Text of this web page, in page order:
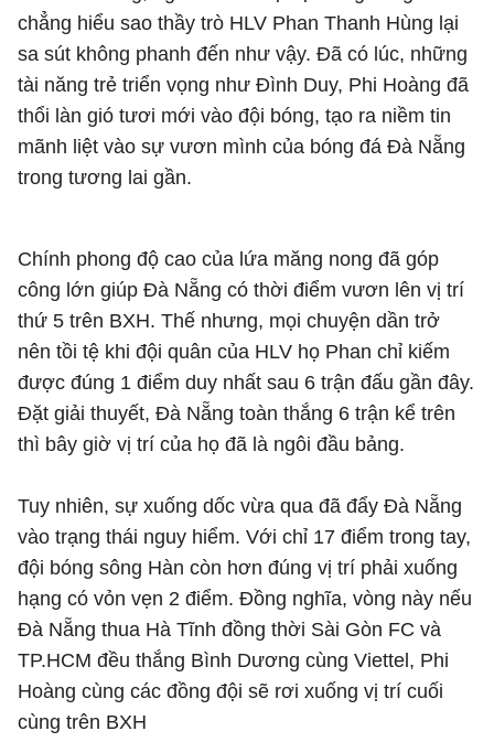
chẳng hiểu sao thầy trò HLV Phan Thanh Hùng lại
sa sút không phanh đến như vậy. Đã có lúc, những
tài năng trẻ triển vọng như Đình Duy, Phi Hoàng đã
thổi làn gió tươi mới vào đội bóng, tạo ra niềm tin
mãnh liệt vào sự vươn mình của bóng đá Đà Nẵng
trong tương lai gần.
Chính phong độ cao của lứa măng nong đã góp
công lớn giúp Đà Nẵng có thời điểm vươn lên vị trí
thứ 5 trên BXH. Thế nhưng, mọi chuyện dần trở
nên tồi tệ khi đội quân của HLV họ Phan chỉ kiếm
được đúng 1 điểm duy nhất sau 6 trận đấu gần đây.
Đặt giải thuyết, Đà Nẵng toàn thắng 6 trận kể trên
thì bây giờ vị trí của họ đã là ngôi đầu bảng.
Tuy nhiên, sự xuống dốc vừa qua đã đẩy Đà Nẵng
vào trạng thái nguy hiểm. Với chỉ 17 điểm trong tay,
đội bóng sông Hàn còn hơn đúng vị trí phải xuống
hạng có vỏn vẹn 2 điểm. Đồng nghĩa, vòng này nếu
Đà Nẵng thua Hà Tĩnh đồng thời Sài Gòn FC và
TP.HCM đều thắng Bình Dương cùng Viettel, Phi
Hoàng cùng các đồng đội sẽ rơi xuống vị trí cuối
cùng trên BXH